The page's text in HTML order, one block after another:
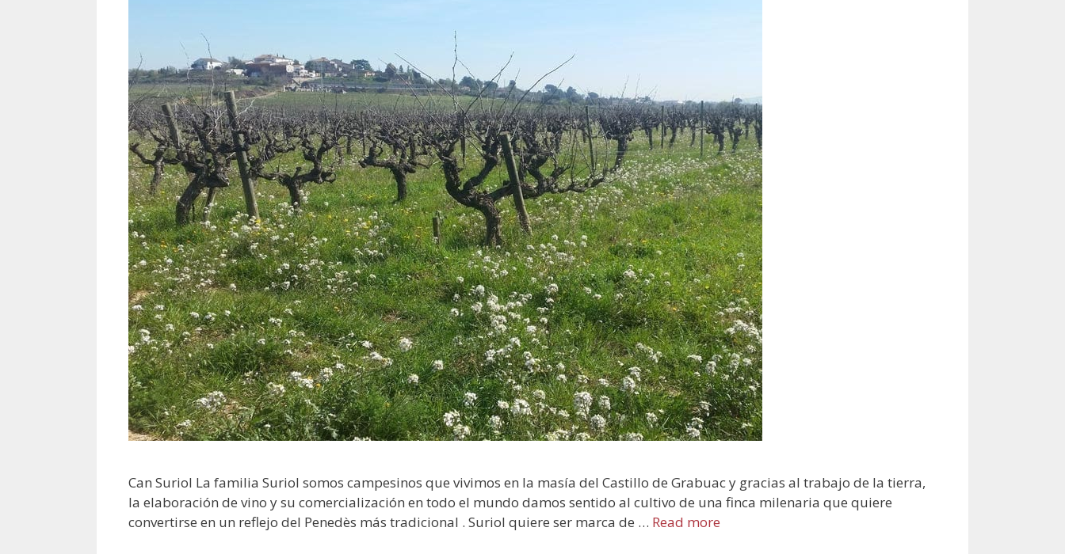
Can Suriol La familia Suriol somos campesinos que vivimos en la masía del Castillo de Grabuac y gracias al trabajo de la tierra,
la elaboración de vino y su comercialización en todo el mundo damos sentido al cultivo de una finca milenaria que quiere
convertirse en un reflejo del Penedès más tradicional . Suriol quiere ser marca de … Read more